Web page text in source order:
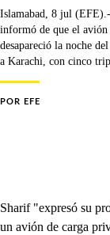
Islamabad, 8 jul
informó de que el
desapareció la noche
a Karachi, con cinco
POR EFE
Sharif "expresó su
un avión de carga